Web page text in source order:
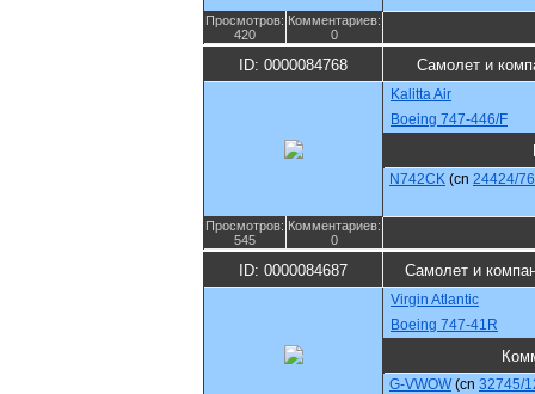
Просмотров:
420
Комментариев:
0
ID: 0000084768 Самолет и
Kalitta Air
Boeing 747-446/F
N742CK (cn 24424/
Просмотров:
545
Комментариев:
0
ID: 0000084687 Самолет и
Virgin Atlantic
Boeing 747-41R
G-VWOW (cn 32745/